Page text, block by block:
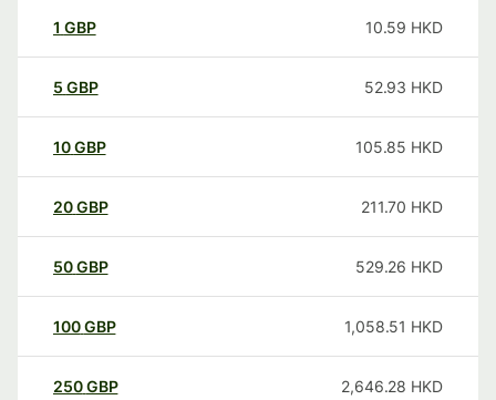
1 GBP 10.59 HKD
5 GBP 52.93 HKD
10GBP 105.85 HKD
20GBP 211.70 HKD
50GBP 529.26 HKD
100GBP 1,058.51 HKD
250GBP 2,646.28 HKD